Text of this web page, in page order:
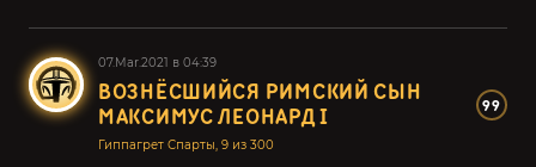
07.Mar.2021 в 04:39
ВОЗНЁСШИЙСЯ РИМСКИЙ СЫН
МАКСИМУС ЛЕОНАРД I
99
Гиппагрет Спарты, 9 из 300